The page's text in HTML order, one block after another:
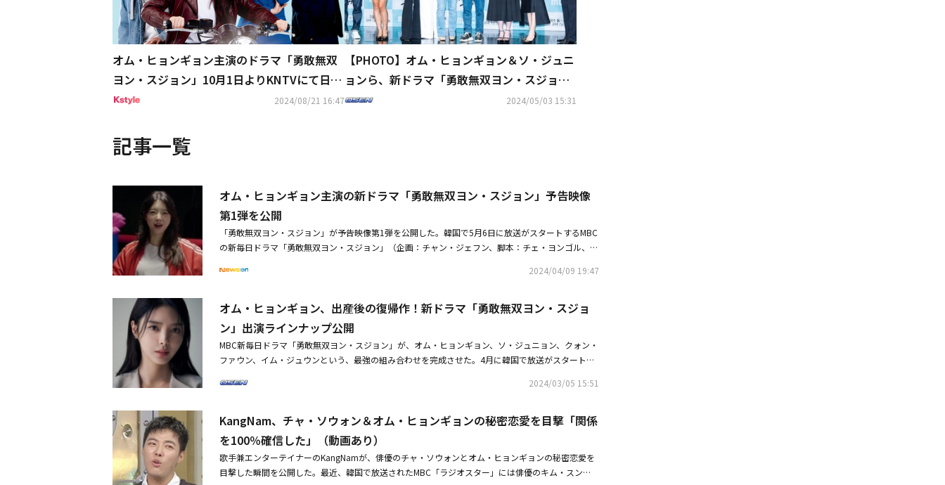
オム・ヒョンギョン主演のドラマ「勇敢無双
ヨン・スジョン」10月1日よりKNTVにて日本
初放送
2024/08/21 16:47
【PHOTO】オム・ヒョンギョン＆ソ・ジュニ
ョンら、新ドラマ「勇敢無双ヨン・スジョ
ン」制作発表会に出席
2024/05/03 15:31
記事一覧
オム・ヒョンギョン主演の新ドラマ「勇敢無双ヨン・スジョン」予告映像
第1弾を公開
「勇敢無双ヨン・スジョン」が予告映像第1弾を公開した。韓国で5月6日に放送がスタートするMBC
の新毎日ドラマ「勇敢無双ヨン・スジョン」（企画：チャン・ジェフン、脚本：チェ・ヨンゴル、演
な女性ヨン・スジョン（オム・ヒョンギョン）と、彼女に運命を託した粘り強くてケチな男性ヨ・ウ
ン、イム・ジュウン（チェ・ヘラ役）、クォン・ファウン（チュ・ウジン役）が劇中、愛と血縁で絡
み合った4人の人物として出会い、相乗効果を生み出す予定だ。公開された予告映像は、リング上で
対峙中のヨン・スジョンとチェ・ヘラの姿から始まる。片手にはゴム手袋をはめ、もう片方の手には
ゴム手袋を持ってヌンチャクのように振り回していたヨン・スジョンは、素早くチェ・ヘラの両頬を
攻撃し、ノックダウンさせる。手が見えないほど速いヨン・スジョンの攻撃が続くと、これを見守っ
ていたヨ・ウィジュは「カッコいい、ヨン・スジョン」と彼女を応援した。ヨ・ウィジュの応援に支
ジンも二人がなぜ戦っているのか詳しい事情は分からない。いったいヨン・スジョンとチェ・ヘラが
リング上で会った理由は何なのか、関心が高まっている。このように「勇敢無双ヨン・スジョン」は
爽やかな魅力を持つ辰年の女性ヨン・スジョンと、気に入ったものは全て手に入れなければならない
悪女チェ・ヘラのスパーリングの現場を盛り込んだ予告映像第1弾でドラマへの関心を高めた。二転
2024/04/09 19:47
オム・ヒョンギョン、出産後の復帰作！新ドラマ「勇敢無双ヨン・スジョ
ン」出演ラインナップ公開
MBC新毎日ドラマ「勇敢無双ヨン・スジョン」が、オム・ヒョンギョン、ソ・ジュニョン、クォン・
ファウン、イム・ジュウンという、最強の組み合わせを完成させた。4月に韓国で放送がスタートす
ル、演出：イ・ミンス、キム・ミスク、制作：MBC C＆I）は、現代版巨匠イム・サンオクになりた
ヨ・ウィジュ（ソ・ジュニョン）が繰り広げる、痛快な恋愛復讐劇だ。いつも作品で確かな存在感を
発揮してきたオム・ヒョンギョン、ソ・ジュニョン、クォン・ファウン、イム・ジュウンが、四角関
係を描く。特に、ガールクラッシュ（女性から見てもカッコいい女性）な女性と粘り強くてケチな男
性の恋愛という興味深い出会いが、好奇心を刺激する。まず、オム・ヒョンギョンはクールな魅力を
持つ、辰年生まれのショーホスト、ヨン・スジョン役を務める。ヨン・スジョンは、ストレートな性
2024/03/05 15:51
KangNam、チャ・ソウォン＆オム・ヒョンギョンの秘密恋愛を目撃「関係
を100％確信した」（動画あり）
歌手兼エンターテイナーのKangNamが、俳優のチャ・ソウォンとオム・ヒョンギョンの秘密恋愛を
目撃した瞬間を公開した。最近、韓国で放送されたMBC「ラジオスター」には俳優のキム・スン